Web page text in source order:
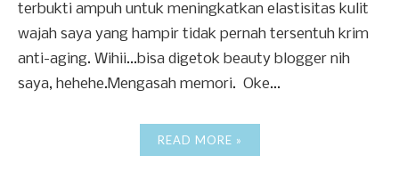
terbukti ampuh untuk meningkatkan elastisitas kulit
wajah saya yang hampir tidak pernah tersentuh krim
anti-aging. Wihii...bisa digetok beauty blogger nih
saya, hehehe.Mengasah memori. Oke...
READ MORE »